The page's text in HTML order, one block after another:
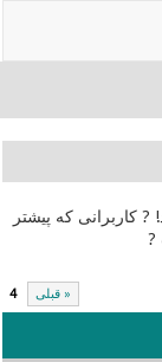
کاربرانی که پیشتر
?
« قبلی 4